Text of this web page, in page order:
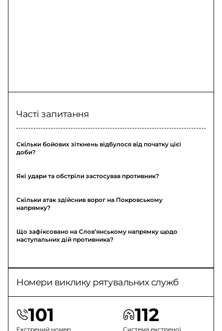
Часті запитання
Скільки бойових зіткнень відбулося від початку цієї
доби?
Які удари та обстріли застосував противник?
Скільки атак здійснив ворог на Покровському
напрямку?
Що зафіксовано на Слов’янському напрямку щодо
наступальних дій противника?
Номери виклику рятувальних служб
101
Екстрений номер
112
Система екстреної